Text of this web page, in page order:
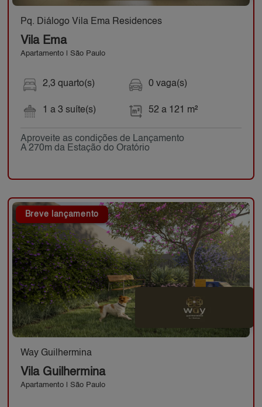
Pq. Diálogo Vila Ema Residences
Vila Ema
Apartamento | São Paulo
2,3 quarto(s)
1 a 3 suíte(s)
0 vaga(s)
52 a 121 m²
Aproveite as condições de Lançamento
A 270m da Estação do Oratório
Breve lançamento
Way Guilhermina
Vila Guilhermina
Apartamento | São Paulo